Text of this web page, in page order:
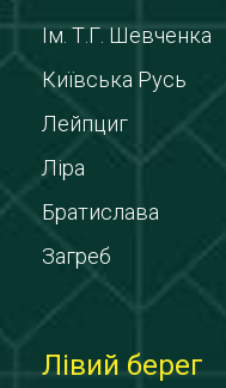
Ім. Т.Г. Шевченка
Київська Русь
Лейпциг
Ліра
Братислава
Загреб
Лівий берег